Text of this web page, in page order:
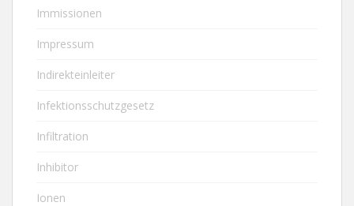
Immissionen
Impressum
Indirekteinleiter
Infektionsschutzgesetz
Infiltration
Inhibitor
Ionen